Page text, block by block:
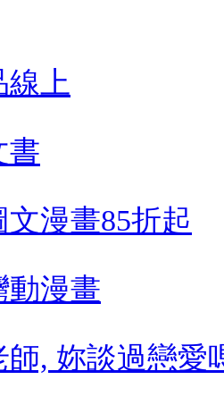
線上
書
文漫畫85折起
動漫畫
師, 妳談過戀愛